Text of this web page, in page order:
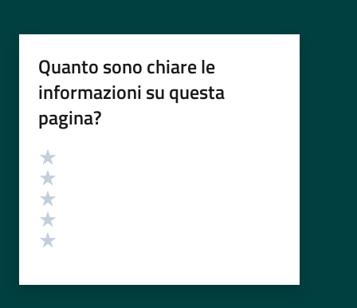
Quanto sono chiare le
informazioni su questa
pagina?
Valutazione